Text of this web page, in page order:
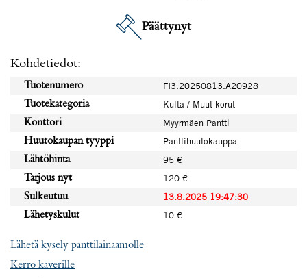
Päättynyt
Kohdetiedot:
Tuotenumero
FI3.20250813.A20928
Tuotekategoria
Kulta / Muut korut
Konttori
Myyrmäen Pantti
Huutokaupan tyyppi
Panttihuutokauppa
Lähtöhinta
95 €
Tarjous nyt
120 €
Sulkeutuu
13.8.2025 19:47:30
Lähetyskulut
10 €
Lähetä kysely panttilainaamolle
Kerro kaverille